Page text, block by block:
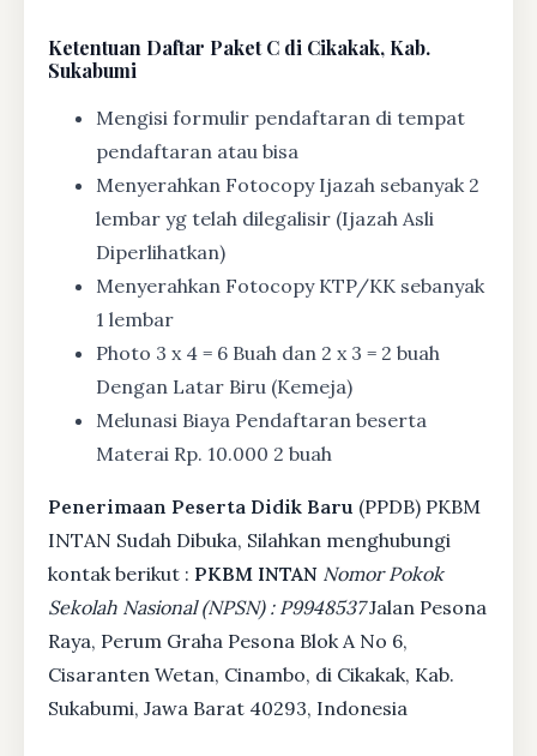
Ketentuan Daftar Paket C di Cikakak, Kab.
Sukabumi
Mengisi formulir pendaftaran di tempat
pendaftaran atau bisa
Menyerahkan Fotocopy Ijazah sebanyak 2
lembar yg telah dilegalisir (Ijazah Asli
Diperlihatkan)
Menyerahkan Fotocopy KTP/KK sebanyak
1 lembar
Photo 3 x 4 = 6 Buah dan 2 x 3 = 2 buah
Dengan Latar Biru (Kemeja)
Melunasi Biaya Pendaftaran beserta
Materai Rp. 10.000 2 buah
Penerimaan Peserta Didik Baru (PPDB) PKBM
INTAN Sudah Dibuka, Silahkan menghubungi
kontak berikut : PKBM INTAN Nomor Pokok
Sekolah Nasional (NPSN) : P9948537Jalan Pesona
Raya, Perum Graha Pesona Blok A No 6,
Cisaranten Wetan, Cinambo, di Cikakak, Kab.
Sukabumi, Jawa Barat 40293, Indonesia